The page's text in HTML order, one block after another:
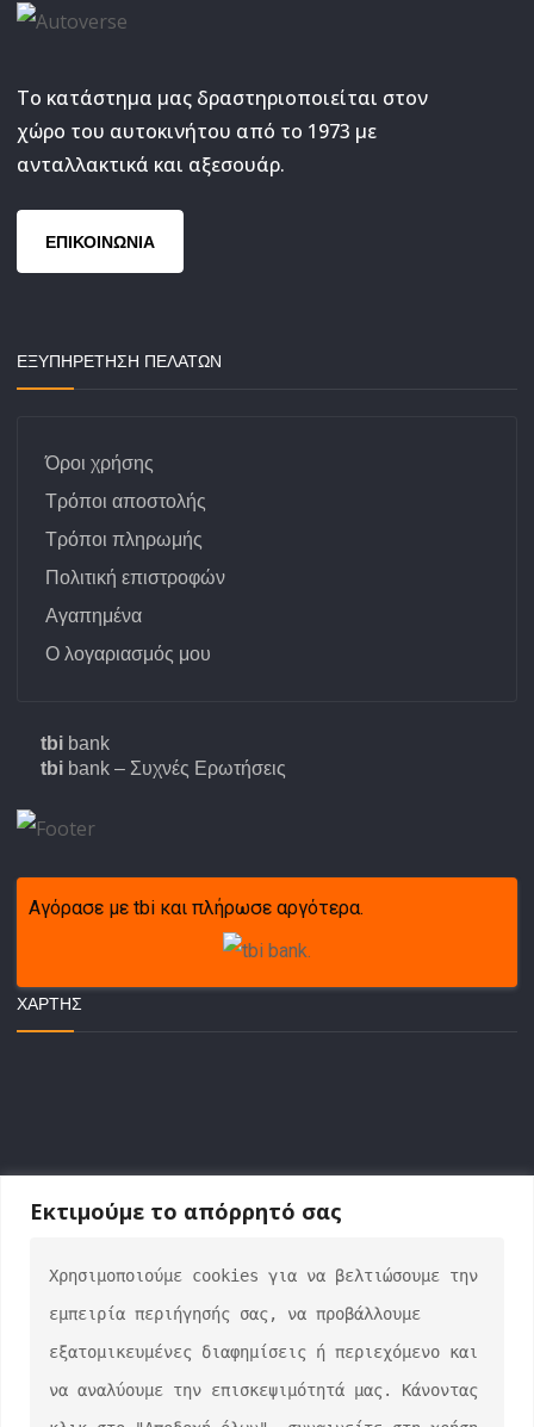
Εκτιμούμε το απόρρητό σας
Χρησιμοποιούμε cookies για να βελτιώσουμε την
εμπειρία περιήγησής σας, να προβάλλουμε
εξατομικευμένες διαφημίσεις ή περιεχόμενο και
να αναλύουμε την επισκεψιμότητά μας. Κάνοντας
Το κατάστημα μας δραστηριοποιείται στον
χώρο του αυτοκινήτου από το 1973 με
ανταλλακτικά και αξεσουάρ.
ΕΠΙΚΟΙΝΩΝΙΑ
ΕΞΥΠΗΡΕΤΗΣΗ ΠΕΛΑΤΩΝ
Όροι χρήσης
Τρόποι αποστολής
Τρόποι πληρωμής
Πολιτική επιστροφών
Αγαπημένα
Ο λογαριασμός μου
tbi bank
tbi bank – Συχνές Ερωτήσεις
Αγόρασε με tbi και πλήρωσε αργότερα.
ΧΆΡΤΗΣ
ΕΠΙΚΟΙΝΩΝΙΑ
info@auto-verse.gr
2108317227
Δευτέρα - Παρασκευή 09:00 - 17:00